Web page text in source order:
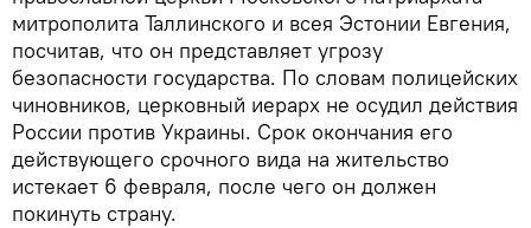
митрополита Таллинского и всея Эстонии Евгения,
посчитав, что он представляет угрозу
безопасности государства. По словам полицейских
чиновников, церковный иерарх не осудил действия
России против Украины. Срок окончания его
действующего срочного вида на жительство
истекает 6 февраля, после чего он должен
покинуть страну.